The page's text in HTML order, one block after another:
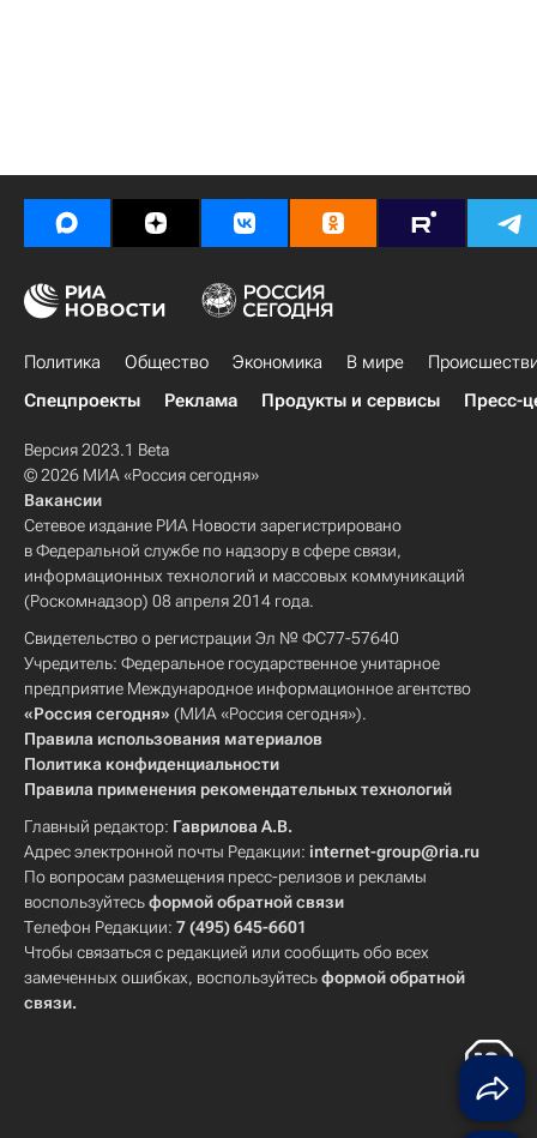
Политика Общество Экономика В мире
Спецпроекты
Реклама Продукты и сервисы Пресс-
Версия 2023.1 Beta
© 2026 МИА «Россия сегодня»
Вакансии
Сетевое издание РИА Новости зарегистрировано
в Федеральной службе по надзору в сфере связи,
информационных технологий и массовых коммуникаций
(Роскомнадзор) 08 апреля 2014 года.
Свидетельство о регистрации Эл № ФС77-57640
Учредитель: Федеральное государственное унитарное
предприятие Международное информационное агентство
«Россия сегодня» (МИА «Россия сегодня»).
Правила использования материалов
Политика конфиденциальности
Правила применения рекомендательных технологий
Главный редактор: Гаврилова А.В.
Адрес электронной почты Редакции: internet-group@ria.ru
По вопросам размещения пресс-релизов и рекламы
воспользуйтесьформой обратной связи
Телефон Редакции: 7 (495) 645-6601
Чтобы связаться с редакцией или сообщить обо всех
замеченных ошибках, воспользуйтесьформой обратной
связи.